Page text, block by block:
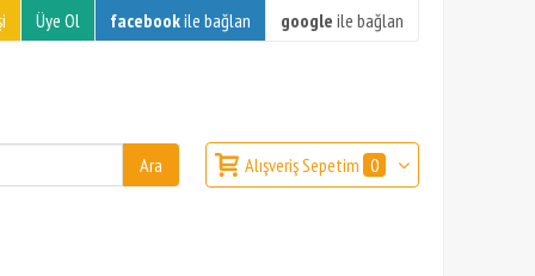
Üye Ol facebookile bağlan google ile bağlan
Alışveriş Sepetim 0